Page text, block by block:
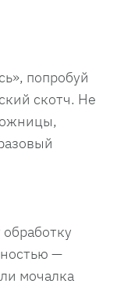
попробуй
скотч. Не
—
мочалка